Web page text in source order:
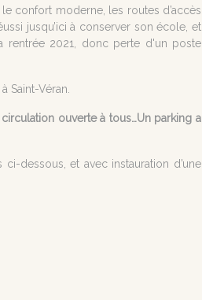
confort moderne, les routes d’accès
jusqu’ici à conserver son école, et
rentrée 2021, donc perte d'un poste
Saint-Véran.
ouverte à tous…Un parking a
dessous, et avec instauration d’une